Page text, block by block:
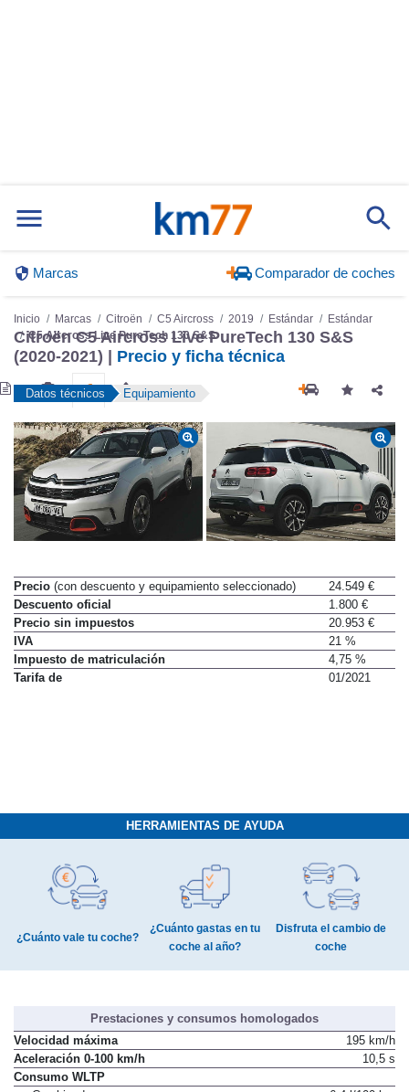
Marcas Comparador de coches
Inicio Marcas Citroën C5 Aircross 2019 Estándar
Estándar
C5 Aircross Live PureTech 130 S&S
Citroën C5 Aircross Live PureTech 130 S&S
(2020-2021) | Precio y ficha técnica
Datos técnicos Equipamiento
Precio (con descuento y equipamiento seleccionado)
24.549 €
Descuento oficial
1.800 €
Precio sin impuestos
20.953 €
IVA
21 %
Impuesto de matriculación
4,75 %
Tarifa de
01/2021
HERRAMIENTAS DE AYUDA
¿Cuánto vale tu coche?
¿Cuánto gastas en tu
coche al año?
Disfruta el cambio de
coche
Prestaciones y consumos homologados
Velocidad máxima
195 km/h
Aceleración 0-100 km/h
10,5 s
Consumo WLTP